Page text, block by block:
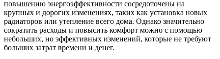
повышению энергоэффективности сосредоточены на
крупных и дорогих изменениях, таких как установка новых
радиаторов или утепление всего дома. Однако значительно
сократить расходы и повысить комфорт можно с помощью
небольших, но эффективных изменений, которые не требуют
больших затрат времени и денег.